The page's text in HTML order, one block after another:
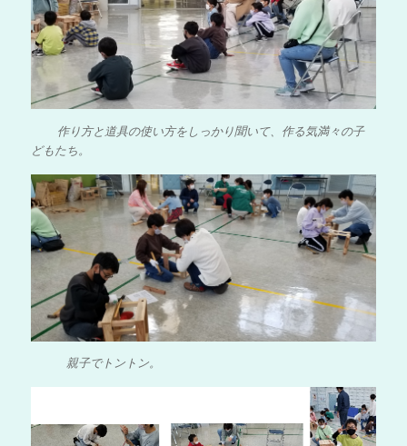
作り方と道具の使い方をしっかり聞いて、作る気満々の子
どもたち。
親子でトントン。